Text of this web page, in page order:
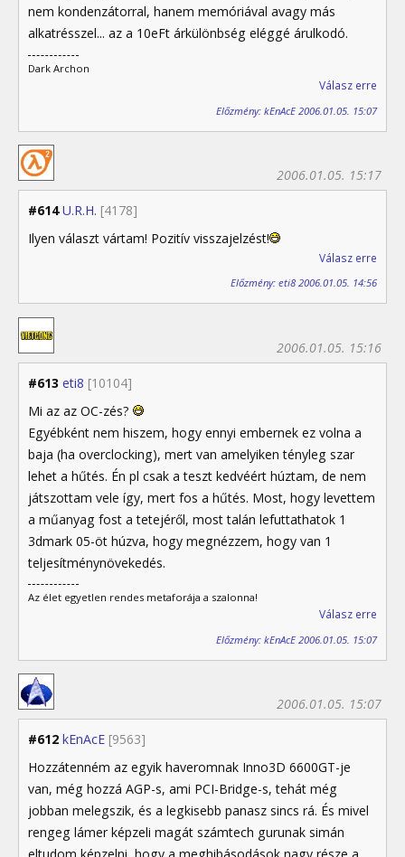
nem kondenzátorral, hanem memóriával avagy más
alkatrésszel... az a 10eFt árkülönbség eléggé árulkodó.
Dark Archon
Válasz erre
Előzmény: kEnAcE 2006.01.05. 15:07
#614 U.R.H. [4178]
2006.01.05. 15:17
Ilyen választ vártam! Pozitív visszajelzést!
Válasz erre
Előzmény: eti8 2006.01.05. 14:56
#613 eti8 [10104]
2006.01.05. 15:16
Mi az az OC-zés?
Egyébként nem hiszem, hogy ennyi embernek ez volna a
baja (ha overclocking), mert van amelyiken tényleg szar
lehet a hűtés. Én pl csak a teszt kedvéért húztam, de nem
játszottam vele így, mert fos a hűtés. Most, hogy levettem
a műanyag fost a tetejéről, most talán lefuttathatok 1
3dmark 05-öt húzva, hogy megnézzem, hogy van 1
teljesítménynövekedés.
Az élet egyetlen rendes metaforája a szalonna!
Válasz erre
Előzmény: kEnAcE 2006.01.05. 15:07
#612 kEnAcE [9563]
2006.01.05. 15:07
Hozzátenném az egyik haveromnak Inno3D 6600GT-je
van, még hozzá AGP-s, ami PCI-Bridge-s, tehát még
jobban melegszik, és a legkisebb panasz sincs rá. És mivel
rengeg lámer képzeli magát számtech gurunak simán